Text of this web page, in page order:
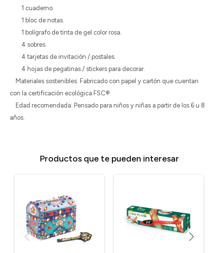
1 cuaderno.
1 bloc de notas.
1 bolígrafo de tinta de gel color rosa.
4 sobres.
4 tarjetas de invitación / postales.
4 hojas de pegatinas / stickers para decorar.
Materiales sostenibles: Fabricado con papel y cartón que cuentan
con la certificación ecológica FSC®.
Edad recomendada: Pensado para niños y niñas a partir de los 6 u 8
años.
Productos que te pueden interesar